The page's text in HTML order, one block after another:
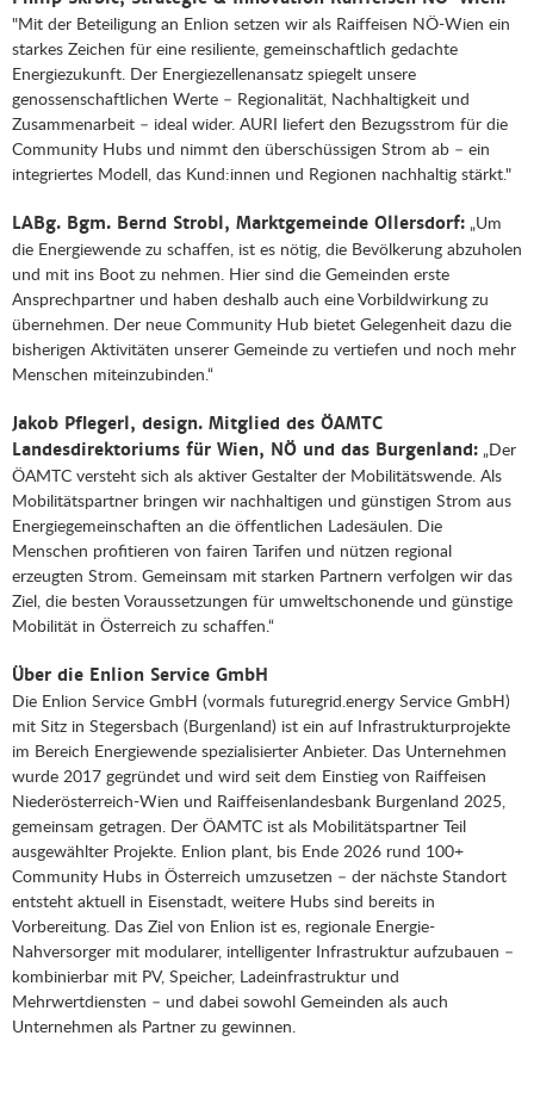
"Mit der Beteiligung an Enlion setzen wir als Raiffeisen NÖ-Wien ein
starkes Zeichen für eine resiliente, gemeinschaftlich gedachte
Energiezukunft. Der Energiezellenansatz spiegelt unsere
genossenschaftlichen Werte – Regionalität, Nachhaltigkeit und
Zusammenarbeit – ideal wider. AURI liefert den Bezugsstrom für die
Community Hubs und nimmt den überschüssigen Strom ab – ein
integriertes Modell, das Kund:innen und Regionen nachhaltig stärkt."
LABg. Bgm. Bernd Strobl, Marktgemeinde Ollersdorf: „Um
die Energiewende zu schaffen, ist es nötig, die Bevölkerung abzuholen
und mit ins Boot zu nehmen. Hier sind die Gemeinden erste
Ansprechpartner und haben deshalb auch eine Vorbildwirkung zu
übernehmen. Der neue Community Hub bietet Gelegenheit dazu die
bisherigen Aktivitäten unserer Gemeinde zu vertiefen und noch mehr
Menschen miteinzubinden.“
Jakob Pflegerl, design. Mitglied des ÖAMTC
Landesdirektoriums für Wien, NÖ und das Burgenland: „Der
ÖAMTC versteht sich als aktiver Gestalter der Mobilitätswende. Als
Mobilitätspartner bringen wir nachhaltigen und günstigen Strom aus
Energiegemeinschaften an die öffentlichen Ladesäulen. Die
Menschen profitieren von fairen Tarifen und nützen regional
erzeugten Strom. Gemeinsam mit starken Partnern verfolgen wir das
Ziel, die besten Voraussetzungen für umweltschonende und günstige
Mobilität in Österreich zu schaffen.“
Über die Enlion Service GmbH
Die Enlion Service GmbH (vormals futuregrid.energy Service GmbH)
mit Sitz in Stegersbach (Burgenland) ist ein auf Infrastrukturprojekte
im Bereich Energiewende spezialisierter Anbieter. Das Unternehmen
wurde 2017 gegründet und wird seit dem Einstieg von Raiffeisen
Niederösterreich-Wien und Raiffeisenlandesbank Burgenland 2025,
gemeinsam getragen. Der ÖAMTC ist als Mobilitätspartner Teil
ausgewählter Projekte. Enlion plant, bis Ende 2026 rund 100+
Community Hubs in Österreich umzusetzen – der nächste Standort
entsteht aktuell in Eisenstadt, weitere Hubs sind bereits in
Vorbereitung. Das Ziel von Enlion ist es, regionale Energie-
Nahversorger mit modularer, intelligenter Infrastruktur aufzubauen –
kombinierbar mit PV, Speicher, Ladeinfrastruktur und
Mehrwertdiensten – und dabei sowohl Gemeinden als auch
Unternehmen als Partner zu gewinnen.